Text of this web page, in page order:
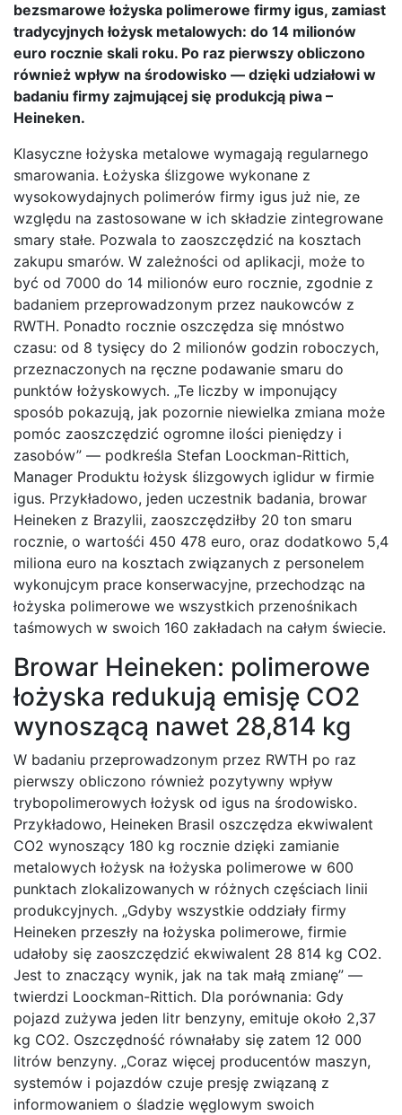
bezsmarowe łożyska polimerowe firmy igus, zamiast
tradycyjnych łożysk metalowych: do 14 milionów
euro rocznie skali roku. Po raz pierwszy obliczono
również wpływ na środowisko — dzięki udziałowi w
badaniu firmy zajmującej się produkcją piwa –
Heineken.
Klasyczne łożyska metalowe wymagają regularnego
smarowania. Łożyska ślizgowe wykonane z
wysokowydajnych polimerów firmy igus już nie, ze
względu na zastosowane w ich składzie zintegrowane
smary stałe. Pozwala to zaoszczędzić na kosztach
zakupu smarów. W zależności od aplikacji, może to
być od 7000 do 14 milionów euro rocznie, zgodnie z
badaniem przeprowadzonym przez naukowców z
RWTH. Ponadto rocznie oszczędza się mnóstwo
czasu: od 8 tysięcy do 2 milionów godzin roboczych,
przeznaczonych na ręczne podawanie smaru do
punktów łożyskowych. „Te liczby w imponujący
sposób pokazują, jak pozornie niewielka zmiana może
pomóc zaoszczędzić ogromne ilości pieniędzy i
zasobów” — podkreśla Stefan Loockman-Rittich,
Manager Produktu łożysk ślizgowych iglidur w firmie
igus. Przykładowo, jeden uczestnik badania, browar
Heineken z Brazylii, zaoszczędziłby 20 ton smaru
rocznie, o wartośći 450 478 euro, oraz dodatkowo 5,4
miliona euro na kosztach związanych z personelem
wykonujcym prace konserwacyjne, przechodząc na
łożyska polimerowe we wszystkich przenośnikach
taśmowych w swoich 160 zakładach na całym świecie.
Browar Heineken: polimerowe
łożyska redukują emisję CO2
wynoszącą nawet 28,814 kg
W badaniu przeprowadzonym przez RWTH po raz
pierwszy obliczono również pozytywny wpływ
trybopolimerowych łożysk od igus na środowisko.
Przykładowo, Heineken Brasil oszczędza ekwiwalent
CO2 wynoszący 180 kg rocznie dzięki zamianie
metalowych łożysk na łożyska polimerowe w 600
punktach zlokalizowanych w różnych częściach linii
produkcyjnych. „Gdyby wszystkie oddziały firmy
Heineken przeszły na łożyska polimerowe, firmie
udałoby się zaoszczędzić ekwiwalent 28 814 kg CO2.
Jest to znaczący wynik, jak na tak małą zmianę” —
twierdzi Loockman-Rittich. Dla porównania: Gdy
pojazd zużywa jeden litr benzyny, emituje około 2,37
kg CO2. Oszczędność równałaby się zatem 12 000
litrów benzyny. „Coraz więcej producentów maszyn,
systemów i pojazdów czuje presję związaną z
informowaniem o śladzie węglowym swoich